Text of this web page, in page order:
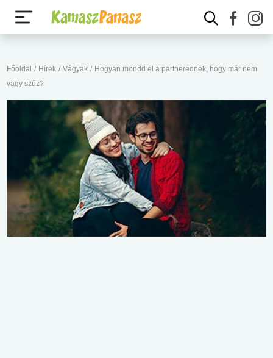
Főoldal / Hírek / Vágyak / Hogyan mondd el a partnerednek, hogy már nem
vagy szűz?